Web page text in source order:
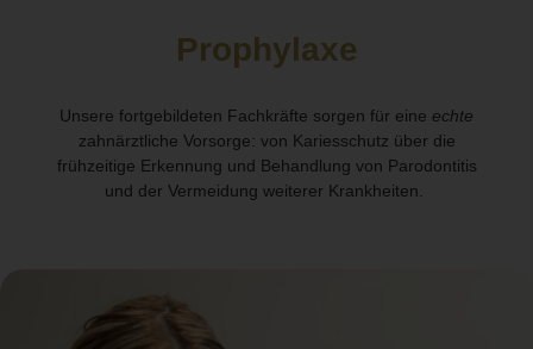
Prophylaxe
Unsere fortgebildeten Fachkräfte sorgen für eine echte
zahnärztliche Vorsorge: von Kariesschutz über die
frühzeitige Erkennung und Behandlung von Parodontitis
und der Vermeidung weiterer Krankheiten.